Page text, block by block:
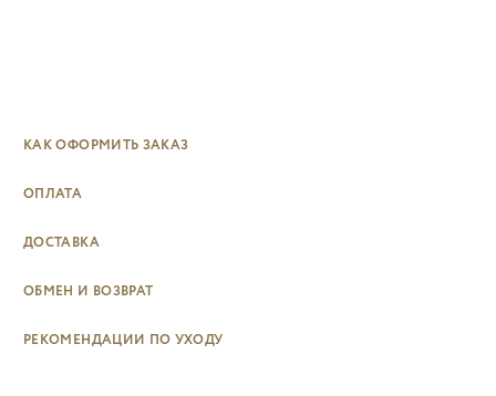
КАК ОФОРМИТЬ ЗАКАЗ
ОПЛАТА
ДОСТАВКА
ОБМЕН И ВОЗВРАТ
РЕКОМЕНДАЦИИ ПО УХОДУ